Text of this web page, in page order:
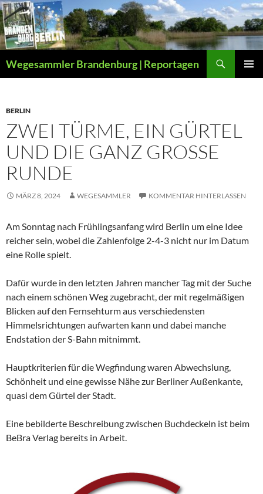
Zum
Inhalt
springen
Wegesammler Brandenburg | Reportagen
BERLIN
ZWEI TÜRME, EIN GÜRTEL
UND DIE GANZ GROSSE R
UNDE
MÄRZ 8, 2024 WEGESAMMLER KOMMENTAR HINTERLASSEN
Am Sonntag nach Frühlingsanfang wird Berlin um eine Idee
reicher sein, wobei die Zahlenfolge 2-4-3 nicht nur im Datum
eine Rolle spielt.
Dafür wurde in den letzten Jahren mancher Tag mit der Suche
nach einem schönen Weg zugebracht, der mit regelmäßigen
Blicken auf den Fernsehturm aus verschiedensten
Himmelsrichtungen aufwarten kann und dabei manche
Endstation der S-Bahn mitnimmt.
Hauptkriterien für die Wegfindung waren Abwechslung,
Schönheit und eine gewisse Nähe zur Berliner Außenkante,
quasi dem Gürtel der Stadt.
Eine bebilderte Beschreibung zwischen Buchdeckeln ist beim
BeBra Verlag bereits in Arbeit.